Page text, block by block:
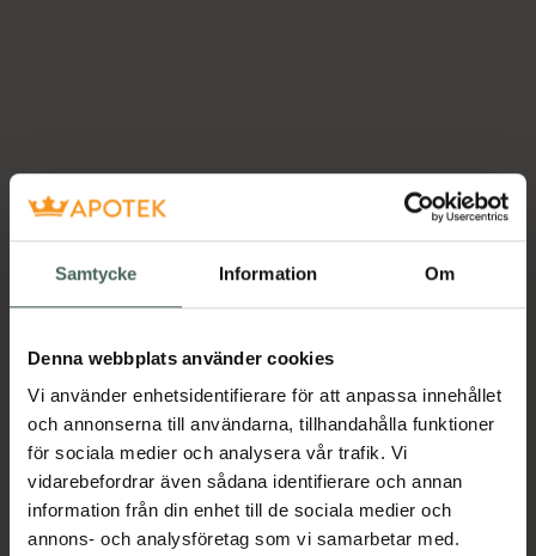
Samtycke Information Om
Denna webbplats använder cookies
Vi använder enhetsidentifierare för att anpassa innehållet
och annonserna till användarna, tillhandahålla funktioner
för sociala medier och analysera vår trafik. Vi
vidarebefordrar även sådana identifierare och annan
information från din enhet till de sociala medier och
annons- och analysföretag som vi samarbetar med.